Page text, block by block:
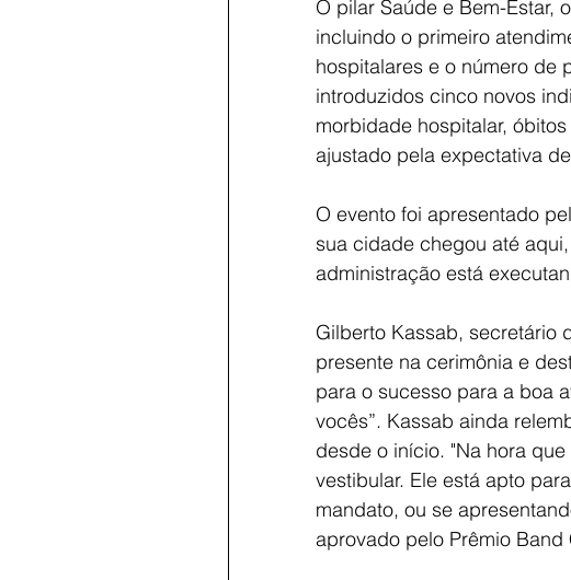
O pilar Saúde e Bem-Estar,
incluindo o primeiro
hospitalares e o número de
introduzidos cinco novos
morbidade hospitalar,
ajustado pela expectativa
O evento foi apresentado
sua cidade chegou até
administração está
Gilberto Kassab, secretário
presente na cerimônia e
para o sucesso para a boa
vocês”. Kassab ainda
desde o início. "Na hora
vestibular. Ele está apto
mandato, ou se
aprovado pelo Prêmio Band